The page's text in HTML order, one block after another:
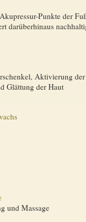
Punkte der
darüberhinaus
Aktivierung
Glättung der Haut
und Massage